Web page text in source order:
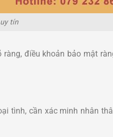
tín
điều khoản bảo mật
tình, cần xác minh nhân